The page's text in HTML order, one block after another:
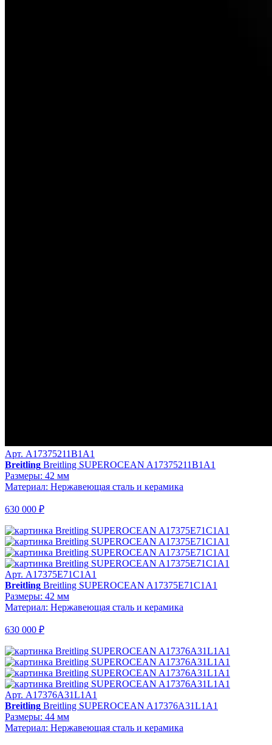
Арт. A17375211B1A1
Breitling Breitling SUPEROCEAN A17375211B1A1
Размеры: 42 мм
Материал: Нержавеющая сталь и керамика
630 000 ₽
Арт. A17375E71C1A1
Breitling Breitling SUPEROCEAN A17375E71C1A1
Размеры: 42 мм
Материал: Нержавеющая сталь и керамика
630 000 ₽
Арт. A17376A31L1A1
Breitling Breitling SUPEROCEAN A17376A31L1A1
Размеры: 44 мм
Материал: Нержавеющая сталь и керамика